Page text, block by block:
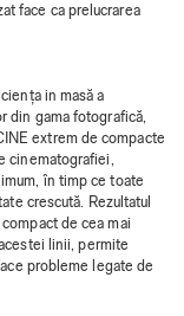
face ca prelucrarea
in masă a
din gama fotografică,
extrem de compacte
cinematografiei,
în timp ce toate
crescută. Rezultatul
de cea mai
linii, permite
probleme legate de